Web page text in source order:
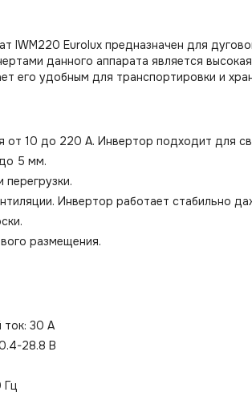
IWM220 Eurolux предназначен для
данного аппарата является
его удобным для транспортировки и
от 10 до 220 А. Инвертор подходит для
5 мм.
Инвертор работает стабильно
размещения.
ток: 30 А
28.8 В
Гц